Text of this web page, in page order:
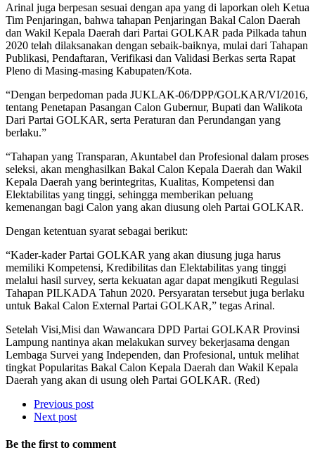
Arinal juga berpesan sesuai dengan apa yang di laporkan oleh Ketua
Tim Penjaringan, bahwa tahapan Penjaringan Bakal Calon Daerah
dan Wakil Kepala Daerah dari Partai GOLKAR pada Pilkada tahun
2020 telah dilaksanakan dengan sebaik-baiknya, mulai dari Tahapan
Publikasi, Pendaftaran, Verifikasi dan Validasi Berkas serta Rapat
Pleno di Masing-masing Kabupaten/Kota.
“Dengan berpedoman pada JUKLAK-06/DPP/GOLKAR/VI/2016,
tentang Penetapan Pasangan Calon Gubernur, Bupati dan Walikota
Dari Partai GOLKAR, serta Peraturan dan Perundangan yang
berlaku.”
“Tahapan yang Transparan, Akuntabel dan Profesional dalam proses
seleksi, akan menghasilkan Bakal Calon Kepala Daerah dan Wakil
Kepala Daerah yang berintegritas, Kualitas, Kompetensi dan
Elektabilitas yang tinggi, sehingga memberikan peluang
kemenangan bagi Calon yang akan diusung oleh Partai GOLKAR.
Dengan ketentuan syarat sebagai berikut:
“Kader-kader Partai GOLKAR yang akan diusung juga harus
memiliki Kompetensi, Kredibilitas dan Elektabilitas yang tinggi
melalui hasil survey, serta kekuatan agar dapat mengikuti Regulasi
Tahapan PILKADA Tahun 2020. Persyaratan tersebut juga berlaku
untuk Bakal Calon External Partai GOLKAR,” tegas Arinal.
Setelah Visi,Misi dan Wawancara DPD Partai GOLKAR Provinsi
Lampung nantinya akan melakukan survey bekerjasama dengan
Lembaga Survei yang Independen, dan Profesional, untuk melihat
tingkat Popularitas Bakal Calon Kepala Daerah dan Wakil Kepala
Daerah yang akan di usung oleh Partai GOLKAR. (Red)
Previous post
Next post
Be the first to comment